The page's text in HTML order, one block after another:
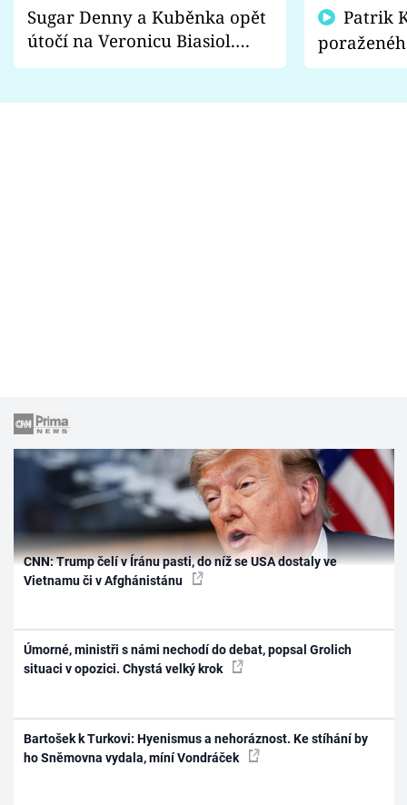
Sugar Denny a Kuběnka opět
útočí na Veronicu Biasiol.
Proč je podle nich falešná a
fanoušci
CNN: Trump čelí v Íránu pasti, do níž se USA dostaly ve
Vietnamu či v Afghánistánu
Úmorné, ministři s námi nechodí do debat, popsal Grolich
situaci v opozici. Chystá velký krok
Bartošek k Turkovi: Hyenismus a nehoráznost. Ke stíhání by
ho Sněmovna vydala, míní Vondráček